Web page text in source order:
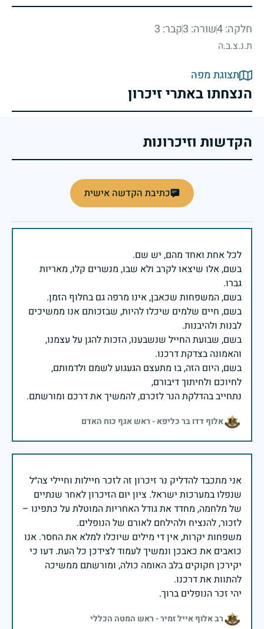
חלקה: 4 שורה: 3 קבר: 3
ת.נ.צ.ב.ה
תצוגת מפה
הנצחתו באתרי זיכרון
הקדשות וזיכרונות
כתיבת הקדשה אישית
בשם, אלו שיצאו לקרב ולא שבו, מנשרים קלו, מאריות
בשם, חיים שלמים שיכלו להיות, שבזכותם אנו ממשיכים
בשם, שבועת החייל שנשבענו, הזכות להגן על עצמנו,
בשם, היום הזה, בו מתעצם הגעגוע לשמם ולדמותם,
נתחייב בהדלקת הנר לזכרם, להמשיך את דרכם ומורשתם.
אלוף דדו בר כליפא - ראש אגף כוח האדם
אני מתכבד להדליק נר זיכרון זה לזכר חיילות וחיילי צה״ל
שנפלו במערכות ישראל. ציון יום הזיכרון לאחר שנתיים
של מלחמה, מחדד את גודל האחריות המוטלת על כתפינו –
משפחות יקרות, אין די מילים שיוכלו למלא את החסר. אנו
כואבים את כאבכן ונמשיך לעמוד לצידכן כל העת. דעו כי
יקירכן חקוקים בלב האומה כולה, ומורשתם ממשיכה
יהי זכר הנופלים ברוך.
רב אלוף אייל זמיר - ראש המטה הכללי